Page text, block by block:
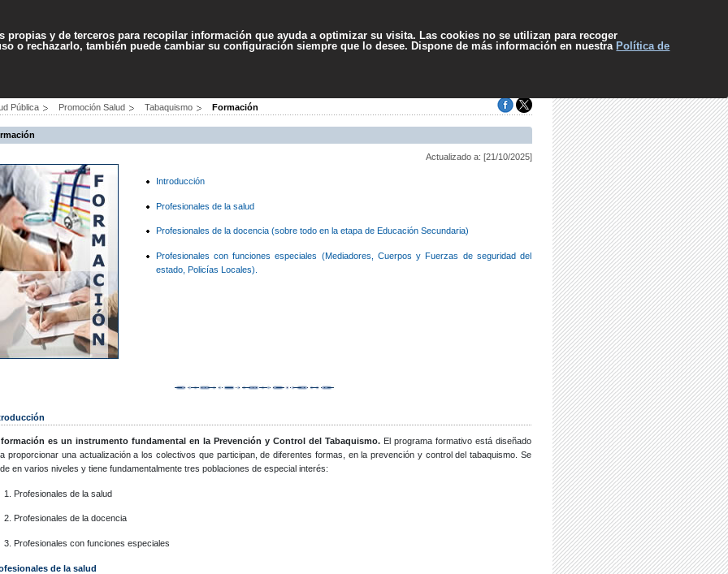
y de terceros para recopilar información que ayuda a optimizar su visita. Las cookies no se utilizan para recoger
o rechazarlo, también puede cambiar su configuración siempre que lo desee. Dispone de más información en nuestra Política de
Pública Promoción Salud Tabaquismo Formación
Actualizado a: [21/10/2025]
Introducción
Profesionales de la salud
Profesionales de la docencia (sobre todo en la etapa de Educación Secundaria)
Profesionales con funciones especiales (Mediadores, Cuerpos y Fuerzas de seguridad del
estado, Policías Locales).
es un instrumento fundamental en la Prevención y Control del Tabaquismo. El programa formativo está diseñado
proporcionar una actualización a los colectivos que participan, de diferentes formas, en la prevención y control del tabaquismo. Se
en varios niveles y tiene fundamentalmente tres poblaciones de especial interés:
Profesionales de la salud
Profesionales de la docencia
Profesionales con funciones especiales
de la salud